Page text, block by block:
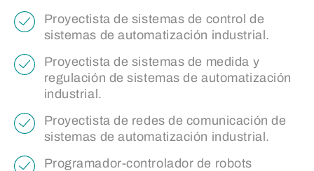
Proyectista de sistemas de control de
sistemas de automatización industrial.
Proyectista de sistemas de medida y
regulación de sistemas de automatización
industrial.
Proyectista de redes de comunicación de
sistemas de automatización industrial.
Programador-controlador de robots